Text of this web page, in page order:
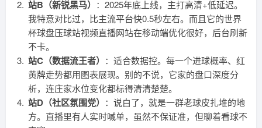
站B（新锐黑马） ：2025年底上线，主打高清+低延迟。
我特意对比过，比主流平台快0.5秒左右。而且它的世界
杯球盘压球站视频直播网站在移动端优化很好，后台刷新
不卡。
站C（数据流王者） ：适合数据控。每一个进球概率、红
黄牌走势都用图表展现。别的不说，它家的盘口深度分
析，连庄家水位变化都标得清清楚楚。
站D（社区氛围党） ：说白了，就是一群老球皮扎堆的地
方。直播里有人实时喊单，虽然不保证准，但聊着看球不